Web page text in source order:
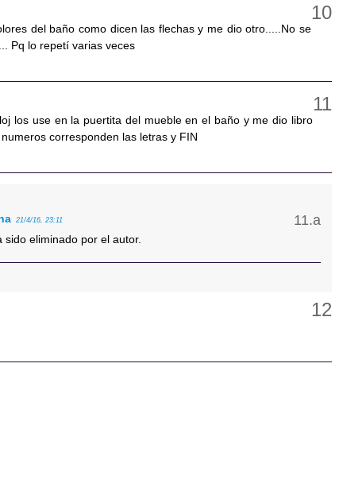
del baño como dicen las flechas y me dio otro.....No se
Pq lo repetí varias veces
los use en la puertita del mueble en el baño y me dio libro
corresponden las letras y FIN
21/4/16, 23:11
sido eliminado por el autor.